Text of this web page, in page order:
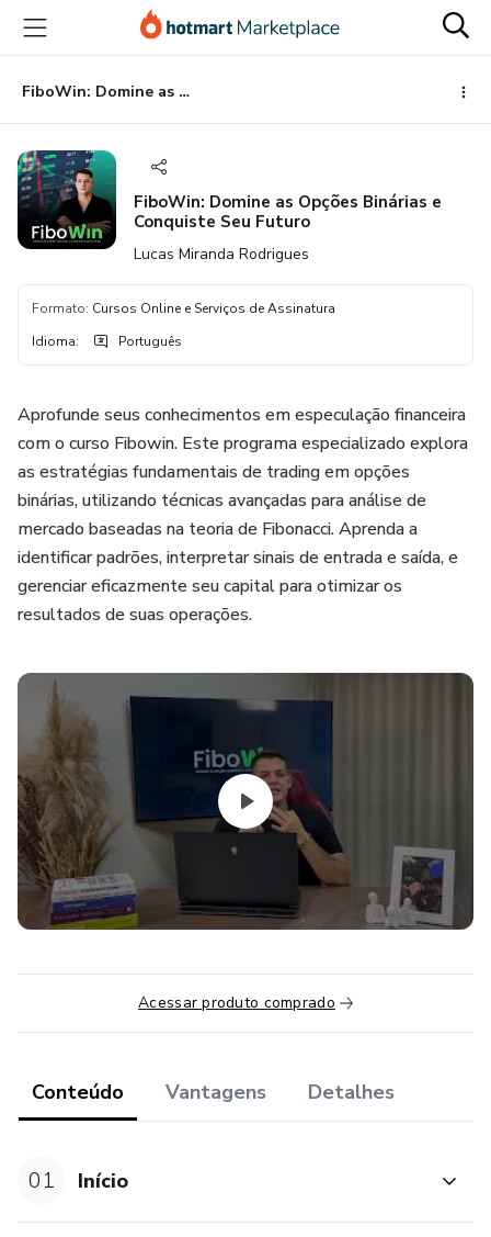
para
conteúdo
principal
para
pagamento
para
rodapé
FiboWin: Domine as Opções Binárias e Conquiste Seu Futuro
FiboWin: Domine as Opções Binárias e
Conquiste Seu Futuro
Lucas Miranda Rodrigues
Formato: Cursos Online e Serviços de Assinatura
Idioma: Português
Aprofunde seus conhecimentos em especulação financeira
com o curso Fibowin. Este programa especializado explora
as estratégias fundamentais de trading em opções
binárias, utilizando técnicas avançadas para análise de
mercado baseadas na teoria de Fibonacci. Aprenda a
identificar padrões, interpretar sinais de entrada e saída, e
gerenciar eficazmente seu capital para otimizar os
resultados de suas operações.
Acessar produto comprado
Conteúdo Vantagens Detalhes
01 Início